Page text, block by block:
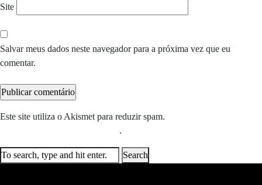
Site
Salvar meus dados neste navegador para a próxima vez que eu
comentar.
Este site utiliza o Akismet para reduzir spam.
.
Search